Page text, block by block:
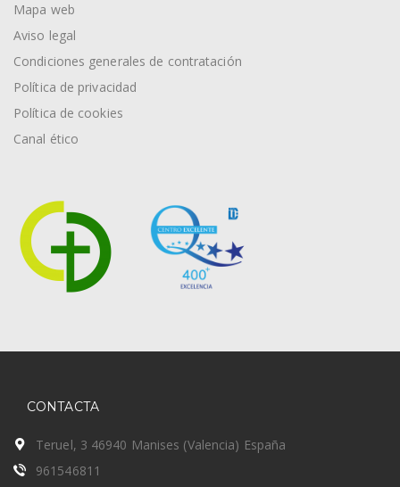
Mapa web
Aviso legal
Condiciones generales de contratación
Política de privacidad
Política de cookies
Canal ético
CONTACTA
Teruel, 3 46940 Manises (Valencia) España
961546811